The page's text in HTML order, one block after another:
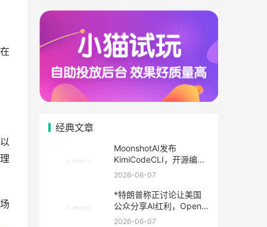
经典文章
MoonshotAI发布
KimiCodeCLI，开源编程
代理可直接在终端运行
2026-06-07
*特朗普称正讨论让美国
公众分享AI红利，OpenAI
股权安排再引关注
2026-06-07